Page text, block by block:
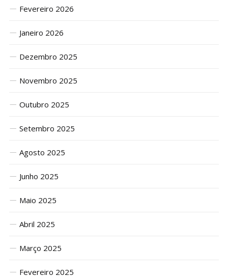
Fevereiro 2026
Janeiro 2026
Dezembro 2025
Novembro 2025
Outubro 2025
Setembro 2025
Agosto 2025
Junho 2025
Maio 2025
Abril 2025
Março 2025
Fevereiro 2025